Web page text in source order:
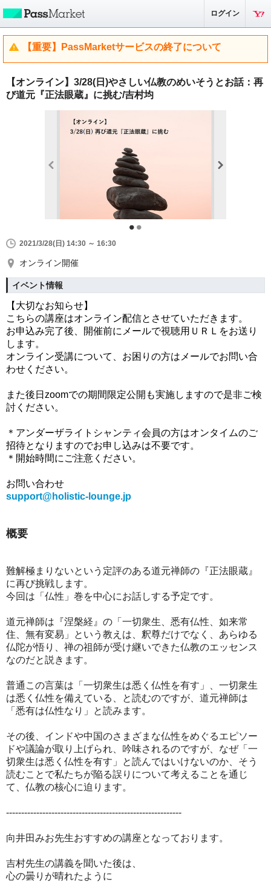
ログイン
【重要】PassMarketサービスの終了について
【オンライン】3/28(日)やさしい仏教のめいそうとお話：再
び道元『正法眼蔵』に挑む/吉村均
2021/3/28(日) 14:30 ～ 16:30
オンライン開催
イベント情報
【大切なお知らせ】
こちらの講座はオンライン配信とさせていただきます。
お申込み完了後、開催前にメールで視聴用ＵＲＬをお送り
します。
オンライン受講について、お困りの方はメールでお問い合
わせください。
また後日zoomでの期間限定公開も実施しますので是非ご検
討ください。
＊アンダーザライトシャンティ会員の方はオンタイムのご
招待となりますのでお申し込みは不要です。
＊開始時間にご注意ください。
お問い合わせ
support@holistic-lounge.jp
概要
難解極まりないという定評のある道元禅師の『正法眼蔵』
に再び挑戦します。
今回は「仏性」巻を中心にお話しする予定です。
道元禅師は『涅槃経』の「一切衆生、悉有仏性、如来常
住、無有変易」という教えは、釈尊だけでなく、 あらゆる
仏陀が悟り、禅の祖師が受け継いできた仏教のエッセンス
なのだと説きます。
普通この言葉は「一切衆生は悉く仏性を有す」、一切衆生
は悉く仏性を備えている、と読むのですが、 道元禅師は
「悉有は仏性なり」と読みます。
その後、インドや中国のさまざまな仏性をめぐるエピソー
ドや議論が取り上げられ、吟味されるのですが、 なぜ「一
切衆生は悉く仏性を有す」と読んではいけないのか、 そう
読むことで私たちが陥る誤りについて考えることを通じ
て、仏教の核心に迫ります。
----------------------------------------------------------
向井田みお先生おすすめの講座となっております。
吉村先生の講義を聞いた後は、
心の曇りが晴れたように